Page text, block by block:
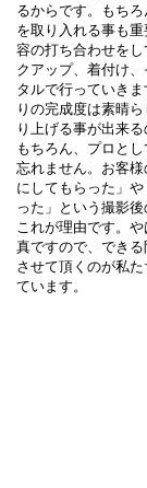
るからです。もち
を取り入れる事も
容の打ち合わせを
クアップ、着付け
タルで行っていき
りの完成度は素晴
り上げる事が出来
もちろん、プロと
忘れません。お客
にしてもらった」
った」という撮影
これが理由です。
真ですので、でき
させて頂くのが私
ています。